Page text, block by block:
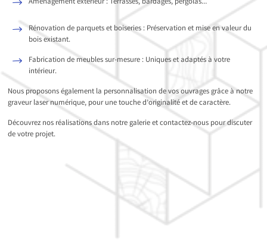
Rénovation de parquets et boiseries : Préservation et mise en valeur du
bois existant.
Fabrication de meubles sur-mesure : Uniques et adaptés à votre
intérieur.
Nous proposons également la personnalisation de vos ouvrages grâce à notre
graveur laser numérique, pour une touche d’originalité et de caractère.
Découvrez nos réalisations dans notre galerie et contactez-nous pour discuter
de votre projet.